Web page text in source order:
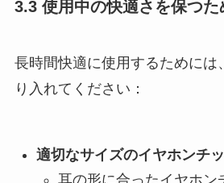
3.3 使用中の快適さを保つた
長時間快適に使用するためには
り入れてください：
適切なサイズのイヤホンチ
耳の形に合ったイヤホン